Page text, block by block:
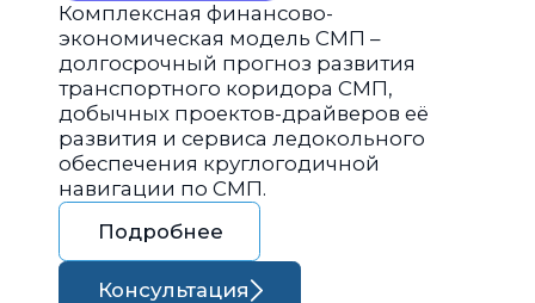
Комплексная финансово-
экономическая модель СМП –
долгосрочный прогноз развития
транспортного коридора СМП,
добычных проектов-драйверов её
развития и сервиса ледокольного
обеспечения круглогодичной
навигации по СМП.
Подробнее
Консультация